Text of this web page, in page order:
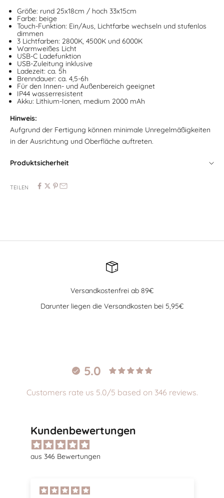
Größe: rund 25x18cm / hoch 33x15cm
Farbe: beige
Touch-Funktion: Ein/Aus, Lichtfarbe wechseln und stufenlos
dimmen
3 Lichtfarben: 2800K, 4500K und 6000K
Warmweißes Licht
USB-C Ladefunktion
USB-Zuleitung inklusive
Ladezeit: ca. 5h
Brenndauer: ca. 4,5-6h
Für den Innen- und Außenbereich geeignet
IP44 wasserresistent
Akku: Lithium-Ionen, medium 2000 mAh
Hinweis:
Aufgrund der Fertigung können minimale Unregelmäßigkeiten
in der Ausrichtung und Oberfläche auftreten.
Produktsicherheit
TEILEN
Versandkostenfrei ab 89€
Darunter liegen die Versandkosten bei 5,95€
5.0
Customers rate us 5.0/5 based on 346 reviews.
Kundenbewertungen
aus 346 Bewertungen